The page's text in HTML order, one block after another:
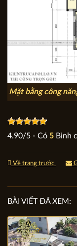
Mặt bằng công
4.90/5 - Có 5 Bình
Về trang trước
BÀI VIẾT ĐÃ XEM: